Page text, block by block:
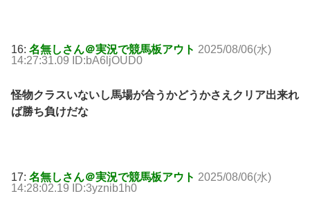
16: 名無しさん＠実況で競馬板アウト 2025/08/06(水)
14:27:31.09 ID:bA6ljOUD0
怪物クラスいないし馬場が合うかどうかさえクリア出来れ
ば勝ち負けだな
17: 名無しさん＠実況で競馬板アウト 2025/08/06(水)
14:28:02.19 ID:3yznib1h0